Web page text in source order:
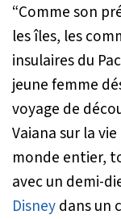
“Comme son
les îles, les
insulaires du
jeune femme
voyage de
Vaiana sur la
monde entier,
avec un demi-
Disneydans un